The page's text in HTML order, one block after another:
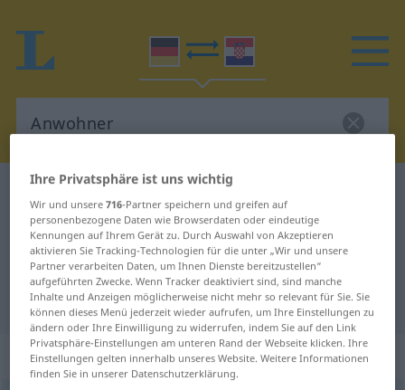
Deutsch-Kroatisch Wörterbuch
Deutsch-Kroatisch Übersetzung für
"Anwohner"
"Anwohner" Kroatisch Übersetzung
„Anwohner“: Maskulinum
Ihre Privatsphäre ist uns wichtig
Wir und unsere716-Partner speichern und greifen auf
personenbezogene Daten wie Browserdaten oder eindeutige
Kennungen auf Ihrem Gerät zu. Durch Auswahl von Akzeptieren
aktivieren Sie Tracking-Technologien für die unter „Wir und unsere
Partner verarbeiten Daten, um Ihnen Dienste bereitzustellen“
aufgeführten Zwecke. Wenn Tracker deaktiviert sind, sind manche
Inhalte und Anzeigen möglicherweise nicht mehr so relevant für Sie. Sie
können dieses Menü jederzeit wieder aufrufen, um Ihre Einstellungen zu
ändern oder Ihre Einwilligung zu widerrufen, indem Sie auf den Link
Privatsphäre-Einstellungen am unteren Rand der Webseite klicken. Ihre
Einstellungen gelten innerhalb unseres Website. Weitere Informationen
finden Sie in unserer Datenschutzerklärung.